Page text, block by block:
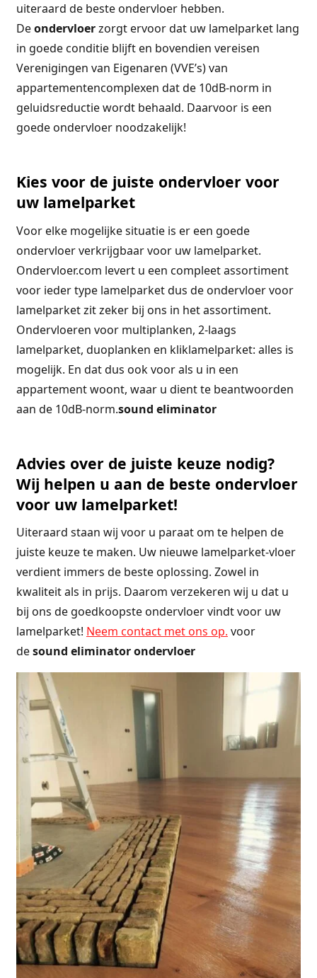
uiteraard de beste ondervloer hebben.
Deondervloerzorgt ervoor dat uw lamelparket lang
in goede conditie blijft en bovendien vereisen
Verenigingen van Eigenaren (VVE’s) van
appartementencomplexen dat de 10dB-norm in
geluidsreductie wordt behaald. Daarvoor is een
goede ondervloer noodzakelijk!
Kies voor de juiste ondervloer voor
uw lamelparket
Voor elke mogelijke situatie is er een goede
ondervloer verkrijgbaar voor uw lamelparket.
Ondervloer.com levert u een compleet assortiment
voor ieder type lamelparket dus de ondervloer voor
lamelparket zit zeker bij ons in het assortiment.
Ondervloeren voor multiplanken, 2-laags
lamelparket, duoplanken en kliklamelparket: alles is
mogelijk. En dat dus ook voor als u in een
appartement woont, waar u dient te beantwoorden
aan de 10dB-norm.sound eliminator
Advies over de juiste keuze nodig?
Wij helpen u aan de beste ondervloer
voor uw lamelparket!
Uiteraard staan wij voor u paraat om te helpen de
juiste keuze te maken. Uw nieuwe lamelparket-vloer
verdient immers de beste oplossing. Zowel in
kwaliteit als in prijs. Daarom verzekeren wij u dat u
bij ons de goedkoopste ondervloer vindt voor uw
lamelparket! Neem contact met ons op. voor
desound eliminator ondervloer